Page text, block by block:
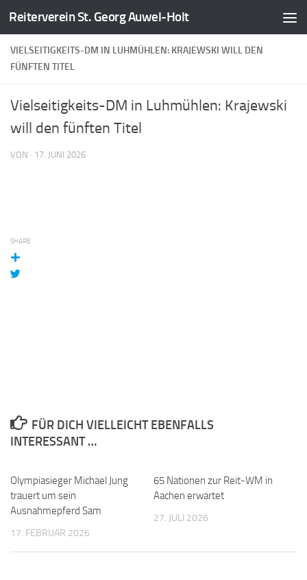
Zum Inhalt springen
Reiterverein St. Georg Auwel-Holt
VIELSEITIGKEITS-DM IN LUHMÜHLEN: KRAJEWSKI WILL DEN
FÜNFTEN TITEL
Vielseitigkeits-DM in Luhmühlen: Krajewski
will den fünften Titel
VON · 17. JUNI 2026
SHARE
FÜR DICH VIELLEICHT EBENFALLS
INTERESSANT …
Olympiasieger Michael Jung
trauert um sein
Ausnahmepferd Sam
17. FEBRUAR 2026
65 Nationen zur Reit-WM in
Aachen erwartet
27. JULI 2026